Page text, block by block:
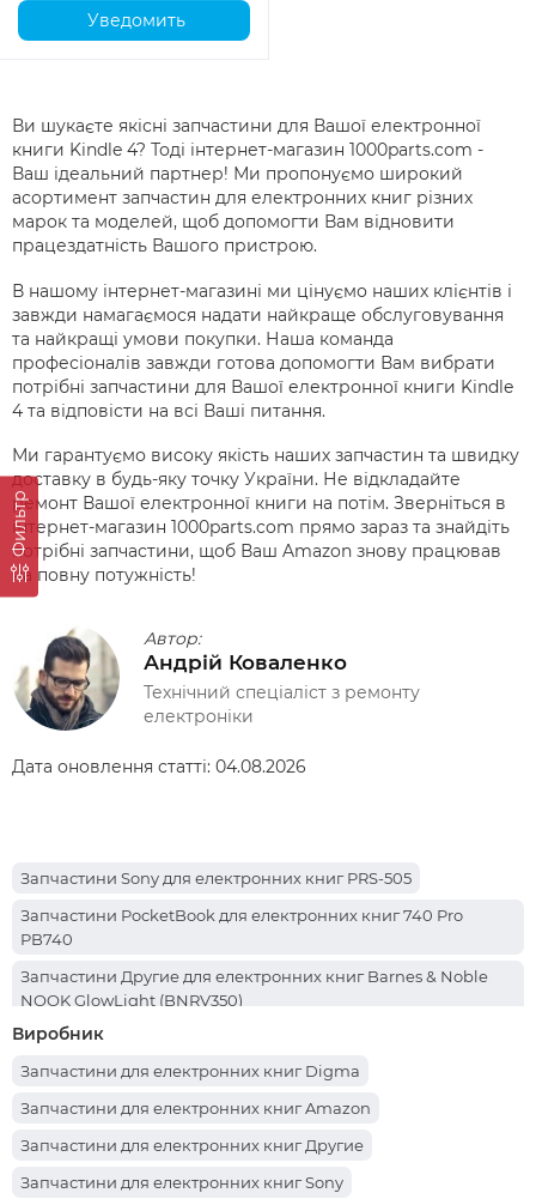
Фильтр
Уведомить
Ви шукаєте якісні запчастини для Вашої електронної
книги Kindle 4? Тоді інтернет-магазин 1000parts.com -
Ваш ідеальний партнер! Ми пропонуємо широкий
асортимент запчастин для електронних книг різних
марок та моделей, щоб допомогти Вам відновити
працездатність Вашого пристрою.
В нашому інтернет-магазині ми цінуємо наших клієнтів і
завжди намагаємося надати найкраще обслуговування
та найкращі умови покупки. Наша команда
професіоналів завжди готова допомогти Вам вибрати
потрібні запчастини для Вашої електронної книги Kindle
4 та відповісти на всі Ваші питання.
Ми гарантуємо високу якість наших запчастин та швидку
доставку в будь-яку точку України. Не відкладайте
ремонт Вашої електронної книги на потім. Зверніться в
інтернет-магазин 1000parts.com прямо зараз та знайдіть
потрібні запчастини, щоб Ваш Amazon знову працював
на повну потужність!
Автор:
Андрій Коваленко
Технічний спеціаліст з ремонту
електроніки
Дата оновлення статті: 04.08.2026
Запчастини Sony для електронних книг PRS-505
Запчастини PocketBook для електронних книг 740 Pro
PB740
Запчастини Другие для електронних книг Barnes & Noble
NOOK GlowLight (BNRV350)
Запчастини PocketBook для електронних книг 741 (PB741-N-
Запчастини PocketBook для електронних книг 616 Basic Lux
2
Виробник
Запчастини для електронних книг Digma
Запчастини для електронних книг Amazon
Запчастини для електронних книг Другие
Запчастини для електронних книг Sony